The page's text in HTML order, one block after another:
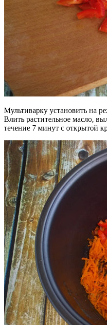
Мультиварку установить на
Влить растительное масло,
течение 7 минут с открытой